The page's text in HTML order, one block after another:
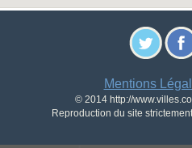
Mentions
© 2014 http://
Reproduction du site